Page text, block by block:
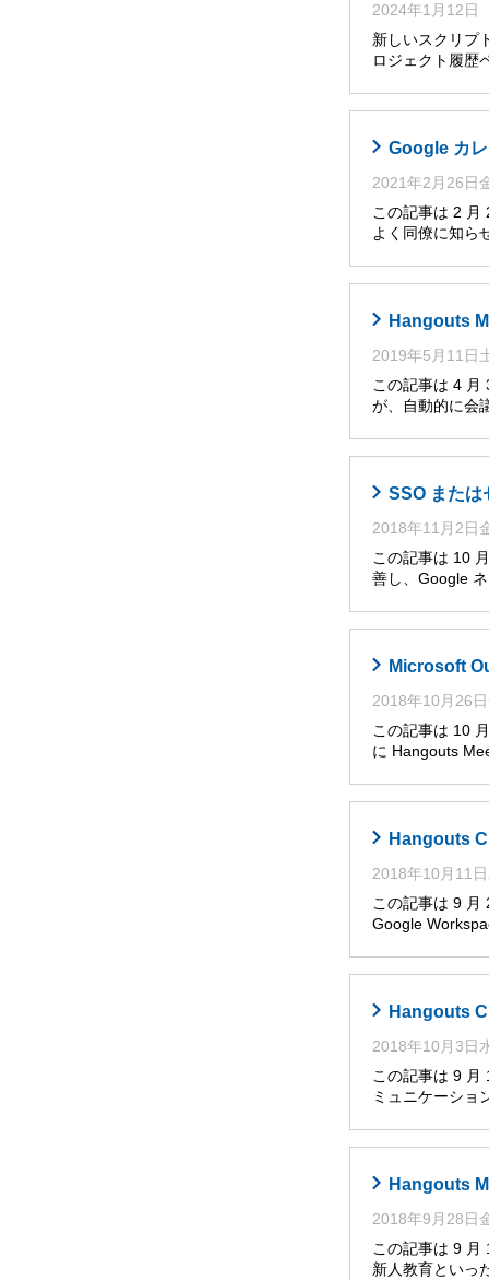
2024年1月12日
新しいスクリプ
ロジェクト履歴
Google カ
2021年2月26日
この記事は 2
よく同僚に知ら
Hangouts
2019年5月11日
この記事は 4 月
が、自動的に会
SSO または
2018年11月2日
この記事は 10
善し、Google
Microsoft
2018年10月26
この記事は 10
に Hangouts
Hangouts
2018年10月11
この記事は 9 月
Google
Hangouts
2018年10月3日
この記事は 9 月
ミュニケーショ
Hangouts
2018年9月28日
この記事は 9 月
新人教育といっ